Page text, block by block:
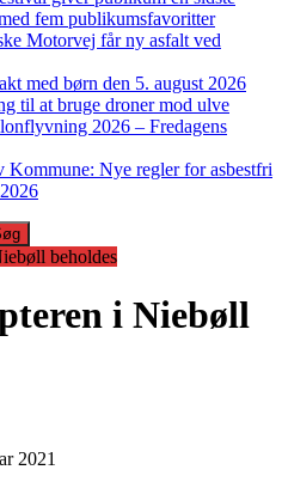
fem publikumsfavoritter
Motorvej får ny asfalt ved
med børn den 5. august 2026
til at bruge droner mod ulve
2026 – Fredagens
Kommune: Nye regler for asbestfri
beholdes
i Niebøll
2021